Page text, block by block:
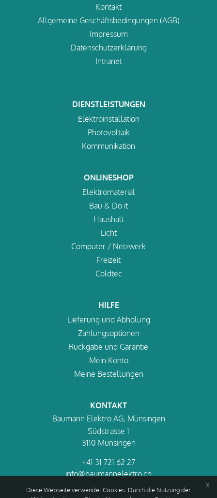
Kontakt
Allgemeine Geschäftsbedingungen (AGB)
Impressum
Datenschutzerklärung
Intranet
DIENSTLEISTUNGEN
Elektroinstallation
Photovoltaik
Kommunikation
ONLINESHOP
Elektromaterial
Bau & Do it
Haushalt
Licht
Computer / Netzwerk
Freizeit
Coldtec
HILFE
Lieferung und Abholung
Zahlungsoptionen
Rückgabe und Garantie
Mein Konto
Meine Bestellungen
KONTAKT
Baumann Elektro AG, Münsingen
Südstrasse 1
3110 Münsingen
+41 31 721 62 27
info@baumannelektro.ch
Diese Webseite verwendet Cookies. Durch die Nutzung der
x